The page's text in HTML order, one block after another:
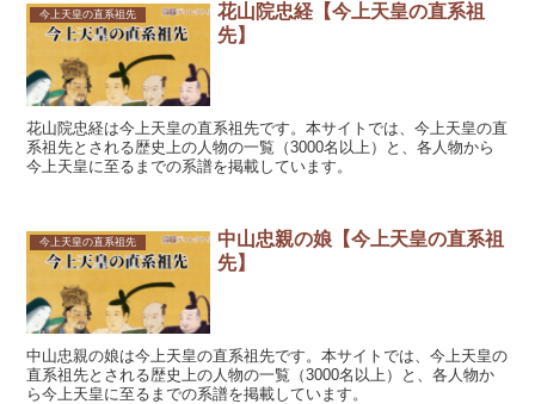
今上天皇の直系祖先
花山院忠経【今上天皇の直系祖
先】
花山院忠経は今上天皇の直系祖先です。本サイトでは、今上天皇の直
系祖先とされる歴史上の人物の一覧（3000名以上）と、各人物から
今上天皇に至るまでの系譜を掲載しています。
今上天皇の直系祖先
中山忠親の娘【今上天皇の直系祖
先】
中山忠親の娘は今上天皇の直系祖先です。本サイトでは、今上天皇の
直系祖先とされる歴史上の人物の一覧（3000名以上）と、各人物か
ら今上天皇に至るまでの系譜を掲載しています。